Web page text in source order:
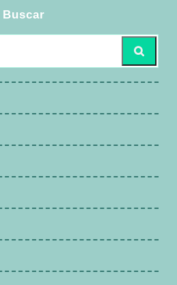
Buscar